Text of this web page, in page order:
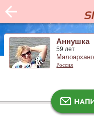
Аннушка
59 лет
Россия